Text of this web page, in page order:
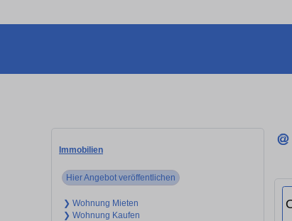
Immobilien
Hier Angebot veröffentlichen
❯ Wohnung Mieten
❯ Wohnung Kaufen